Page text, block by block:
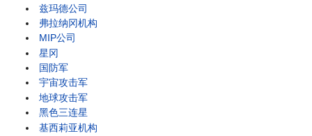
兹玛德公司
弗拉纳冈机构
MIP公司
星冈
国防军
宇宙攻击军
地球攻击军
黑色三连星
基西莉亚机构